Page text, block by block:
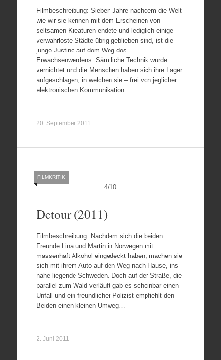
Filmbeschreibung: Sieben Jahre nachdem die Welt
wie wir sie kennen mit dem Erscheinen von
seltsamen Kreaturen endete und lediglich einige
verwahrloste Städte übrig geblieben sind, ist die
junge Justine auf dem Weg des
Erwachsenwerdens. Sämtliche Technik wurde
vernichtet und die Menschen haben sich ihre Lager
aufgeschlagen, in welchen sie – frei von jeglicher
elektronischen Kommunikation…
20. September 2011
4/10
FILMKRITIK
Detour (2011)
Filmbeschreibung: Nachdem sich die beiden
Freunde Lina und Martin in Norwegen mit
massenhaft Alkohol eingedeckt haben, machen sie
sich mit ihrem Auto auf den Weg nach Hause, ins
nahe liegende Schweden. Doch auf der Straße, die
parallel zum Wald verläuft gab es scheinbar einen
Unfall und ein freundlicher Polizist empfiehlt den
Beiden einen kleinen Umweg…
2. Juni 2011